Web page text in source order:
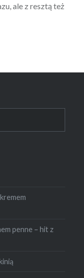
ale z resztą też
penne – hit z